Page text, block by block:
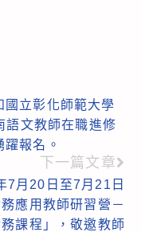
國立彰化師範大學
語文教師在職進修
報名。
下一篇文章
7月20日至7月21日
應用教師研習營－
課程」，敬邀教師